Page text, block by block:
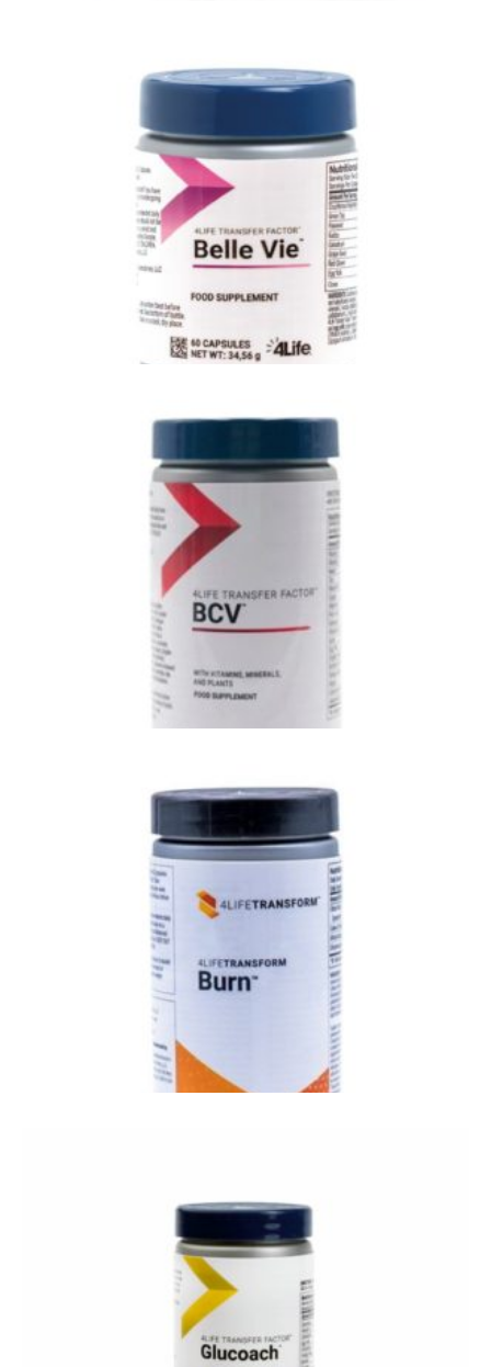
4Life Age Pro - vitaliteit
4Life BelleVie - ondersteunt vrouwelijk
hormoonsysteem
4Life BCV ( Cardio ) - hart en bloedvaten -
4Life Burn - vet verbranden - transform